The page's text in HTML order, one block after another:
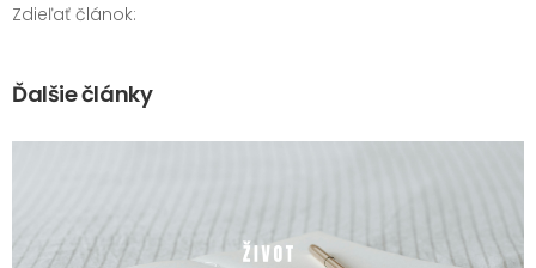
Zdieľať článok:
Ďalšie články